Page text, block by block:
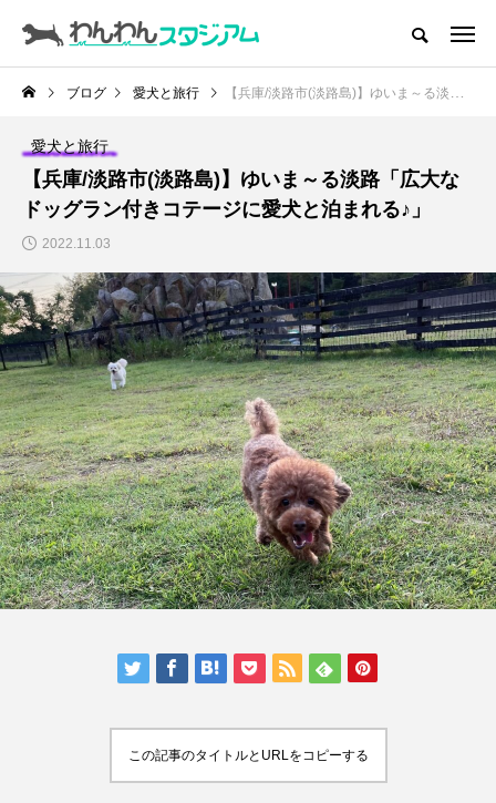
CATEGORY
ドッグラン
ドッグカフェ
愛犬とおでかけ (公園･施設etc)
愛犬と旅行
トリミングサロン
動物病院
コラム
トップページ
人気の記事ランキング
メンバー
会社概要
プライバシーポリシー
ブログ 愛犬と旅行 【兵庫/淡路市(淡路島)】ゆいま～る淡路「広大なドッグラン付きコテージに愛犬と泊まれる♪」
愛犬と旅行
【兵庫/淡路市(淡路島)】ゆいま～る淡路「広大な
ドッグラン付きコテージに愛犬と泊まれる♪」
2022.11.03
この記事のタイトルとURLをコピーする